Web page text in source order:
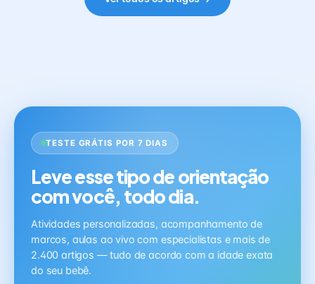
TESTE GRÁTIS POR 7 DIAS
Leve esse tipo de orientação
com você, todo dia.
Atividades personalizadas, acompanhamento de
marcos, aulas ao vivo com especialistas e mais de
2.400 artigos — tudo de acordo com a idade exata
do seu bebê.